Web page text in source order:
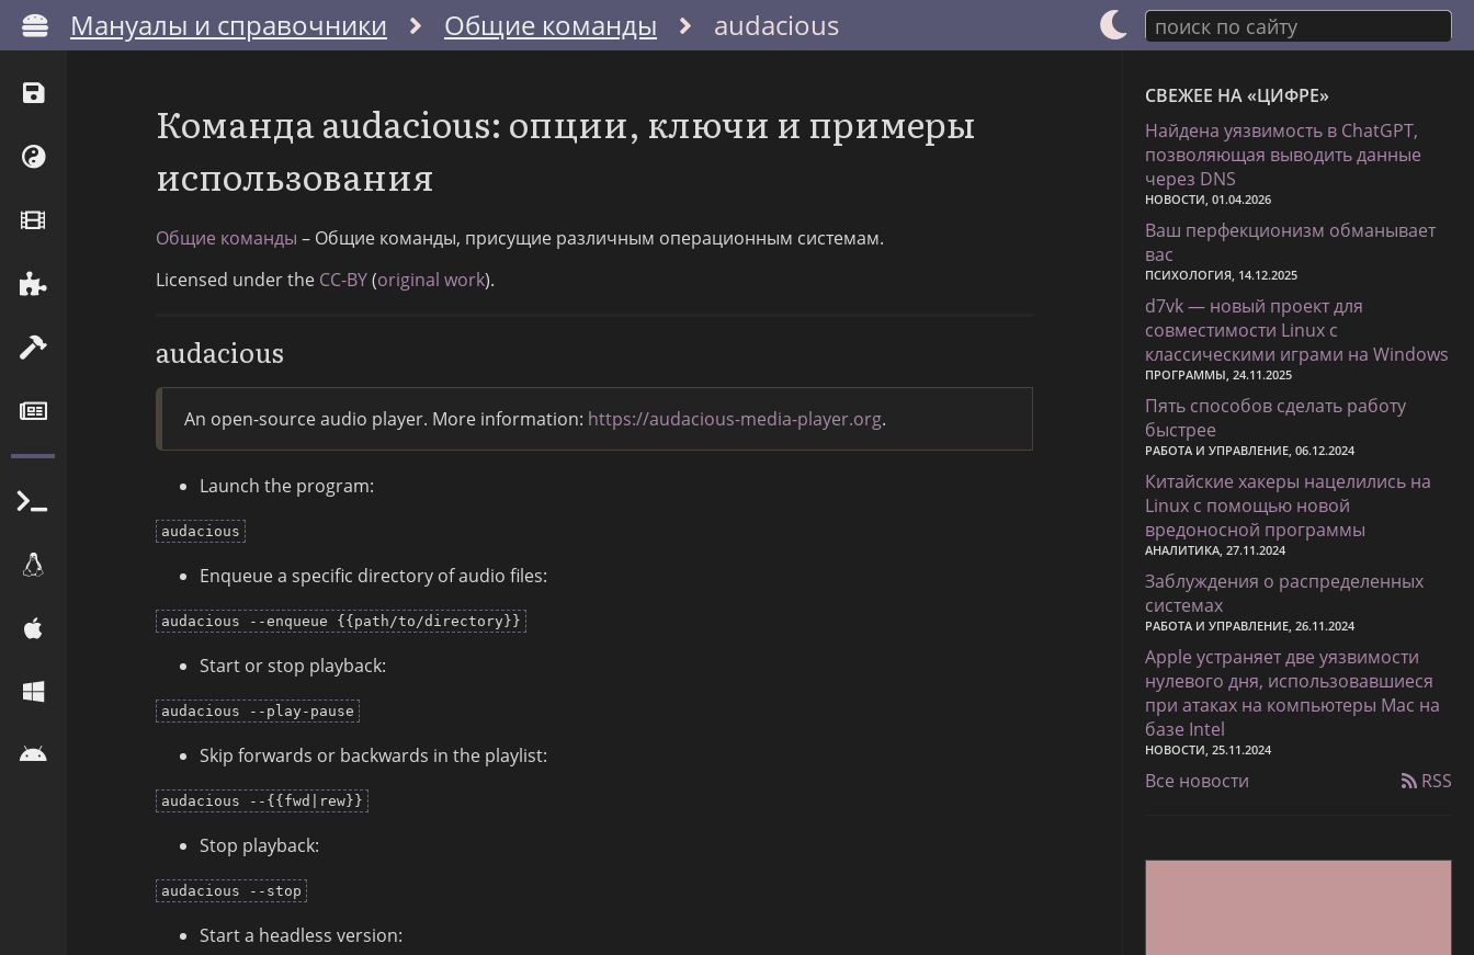
Мануалы и справочники Общие команды audacious поиск по сайту
Команда audacious: опции, ключи и примеры
использования
Общие команды – Общие команды, присущие различным операционным системам.
Licensed under the CC-BY(original work).
audacious
An open-source audio player. More information: https://audacious-media-player.org.
Launch the program:
audacious
Enqueue a specific directory of audio files:
audacious --enqueue {{path/to/directory}}
Start or stop playback:
audacious --play-pause
Skip forwards or backwards in the playlist:
audacious --{{fwd|rew}}
Stop playback:
audacious --stop
Start a headless version:
СВЕЖЕЕ НА «ЦИФРЕ»
Найдена уязвимость в ChatGPT,
позволяющая выводить данные
через DNS
НОВОСТИ, 01.04.2026
Ваш перфекционизм обманывает
вас
ПСИХОЛОГИЯ, 14.12.2025
d7vk — новый проект для
совместимости Linux с
классическими играми на Windows
ПРОГРАММЫ, 24.11.2025
Пять способов сделать работу
быстрее
РАБОТА И УПРАВЛЕНИЕ, 06.12.2024
Китайские хакеры нацелились на
Linux с помощью новой
вредоносной программы
АНАЛИТИКА, 27.11.2024
Заблуждения о распределенных
системах
РАБОТА И УПРАВЛЕНИЕ, 26.11.2024
Apple устраняет две уязвимости
нулевого дня, использовавшиеся
при атаках на компьютеры Mac на
базе Intel
НОВОСТИ, 25.11.2024
Все новости RSS